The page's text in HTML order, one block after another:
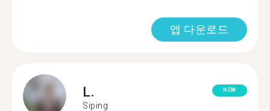
앱 다운로드
L.
Siping
NEW